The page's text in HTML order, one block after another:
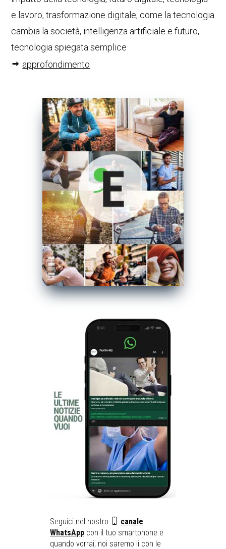
e lavoro, trasformazione digitale, come la tecnologia
cambia la società, intelligenza artificiale e futuro,
tecnologia spiegata semplice
approfondimento
Seguici nel nostro
canale
WhatsApp con il tuo smartphone e
quando vorrai, noi saremo li con le